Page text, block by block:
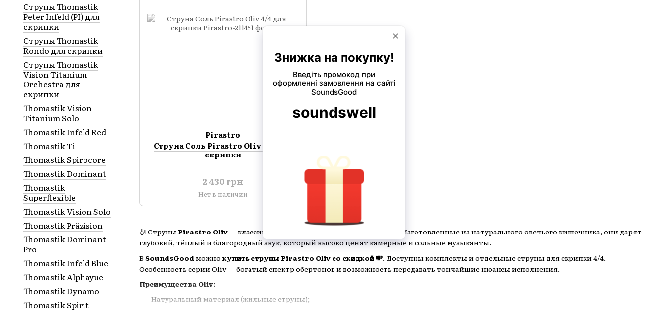
🎻 Струны Pirastro Oliv— классика среди жильных струн для скрипки. Изготовленные из натурального овечьего кишечника, они дарят
глубокий, тёплый и благородный звук, который высоко ценят камерные и сольные музыканты.
В SoundsGood можно купить струны Pirastro Oliv со скидкой 💸. Доступны комплекты и отдельные струны для скрипки 4/4.
Особенность серии Oliv — богатый спектр обертонов и возможность передавать тончайшие нюансы исполнения.
Преимущества Oliv:
Натуральный материал (жильные струны);
Pirastro
Струна Соль Pirastro Oliv 4/4 для
скрипки
2 430 грн
Нет в наличии
Струны Thomastik
Peter Infeld (PI) для
скрипки
Струны Thomastik
Rondo для скрипки
Струны Thomastik
Vision Titanium
Orchestra для
скрипки
Thomastik Vision
Titanium Solo
Thomastik Infeld Red
Thomastik Ti
Thomastik Spirocore
Thomastik Dominant
Thomastik
Superflexible
Thomastik Vision Solo
Thomastik Präzision
Thomastik Dominant
Pro
Thomastik Infeld Blue
Thomastik Alphayue
Thomastik Dynamo
Thomastik Spirit